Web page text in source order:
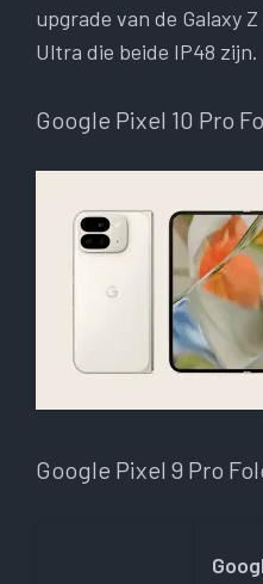
upgrade van de Galaxy
Ultra die beide IP48 zijn.
Google Pixel 10 Pro
Google Pixel 9 Pro